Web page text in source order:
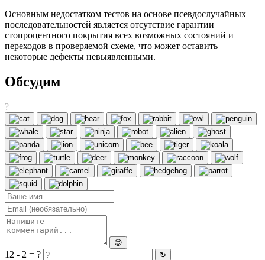
Основным недостатком тестов на основе псевдослучайных
последовательностей является отсутствие гарантии
стопроцентного покрытия всех возможных состояний и
переходов в проверяемой схеме, что может оставить
некоторые дефекты невыявленными.
Обсудим
?
😊
12 - 2 = ? ↻